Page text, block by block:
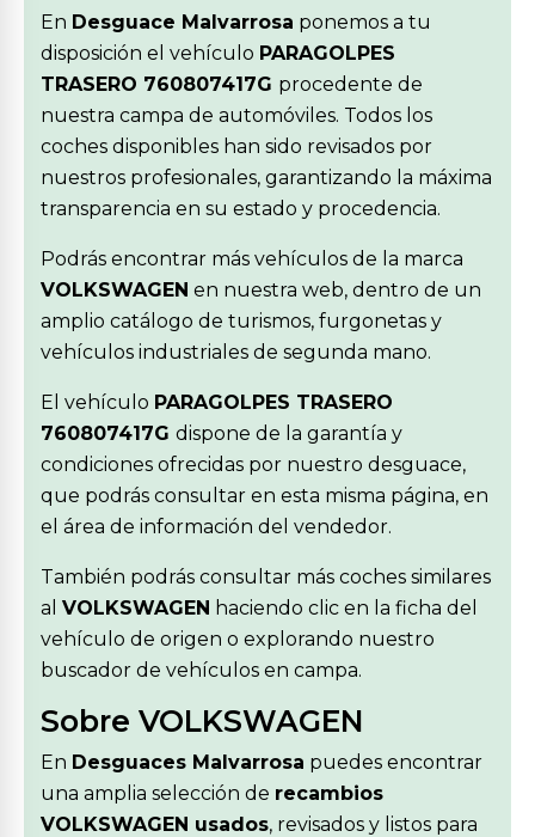
En Desguace Malvarrosa ponemos a tu
disposición el vehículo PARAGOLPES
TRASERO 760807417G procedente de
nuestra campa de automóviles. Todos los
coches disponibles han sido revisados por
nuestros profesionales, garantizando la máxima
transparencia en su estado y procedencia.
Podrás encontrar más vehículos de la marca
VOLKSWAGEN en nuestra web, dentro de un
amplio catálogo de turismos, furgonetas y
vehículos industriales de segunda mano.
El vehículo PARAGOLPES TRASERO
760807417G dispone de la garantía y
condiciones ofrecidas por nuestro desguace,
que podrás consultar en esta misma página, en
el área de información del vendedor.
También podrás consultar más coches similares
al VOLKSWAGEN haciendo clic en la ficha del
vehículo de origen o explorando nuestro
buscador de vehículos en campa.
Sobre VOLKSWAGEN
En Desguaces Malvarrosa puedes encontrar
una amplia selección de recambios
VOLKSWAGEN usados, revisados y listos para